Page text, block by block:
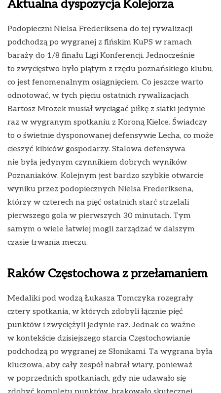
Aktualna dyspozycja Kolejorza
Podopieczni Nielsa Frederiksena do tej rywalizacji
podchodzą po wygranej z fińskim KuPS w ramach
baraży do 1/8 finału Ligi Konferencji. Jednocześnie
to zwycięstwo było piątym z rzędu poznańskiego klubu,
co jest fenomenalnym osiągnięciem. Co jeszcze warto
odnotować, w tych pięciu ostatnich rywalizacjach
Bartosz Mrozek musiał wyciągać piłkę z siatki jedynie
raz w wygranym spotkaniu z Koroną Kielce. Świadczy
to o świetnie dysponowanej defensywie Lecha, co może
cieszyć kibiców gospodarzy. Stalowa defensywa
nie była jedynym czynnikiem dobrych wyników
Poznaniaków. Kolejnym jest bardzo szybkie otwarcie
wyniku przez podopiecznych Nielsa Frederiksena,
którzy w czterech na pięć ostatnich starć strzelali
pierwszego gola w pierwszych 30 minutach. Tym
samym o wiele łatwiej mogli zarządzać w dalszym
czasie trwania meczu.
Raków Częstochowa z przełamaniem
Medaliki pod wodzą Łukasza Tomczyka rozegrały
cztery spotkania, w których zdobyli łącznie pięć
punktów i zwyciężyli jedynie raz. Jednak co ważne
w kontekście dzisiejszego starcia Częstochowianie
podchodzą po wygranej ze Słonikami. Ta wygrana była
kluczowa, aby cały zespół nabrał wiary, ponieważ
w poprzednich spotkaniach, gdy nie udawało się